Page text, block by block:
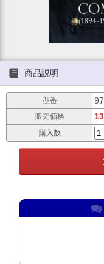
商品説明
型番
販売価格
購入数